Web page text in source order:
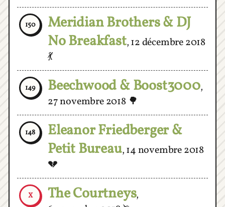
150
No Breakfast,12 décembre 2018
💃
149 Beechwood & Boost3000,
27 novembre 2018🌳
148
Eleanor Friedberger &
Petit Bureau,14 novembre 2018
💔
X The Courtneys,
6 novembre 2018🦄